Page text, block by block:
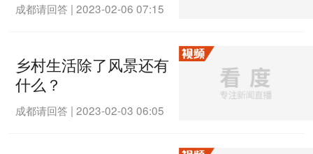
成都请回答 |2023-02-06 07:15
乡村生活除了风景还有
什么？
成都请回答 |2023-02-03 06:05